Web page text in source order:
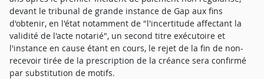
devant le tribunal de grande instance de Gap aux fins
d'obtenir, en l'état notamment de "l'incertitude affectant la
validité de l'acte notarié", un second titre exécutoire et
l'instance en cause étant en cours, le rejet de la fin de non-
recevoir tirée de la prescription de la créance sera confirmé
par substitution de motifs.